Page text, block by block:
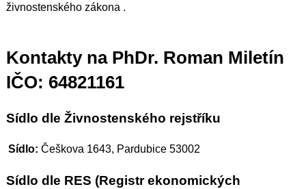
živnostenského zákona .
Kontakty na PhDr. Roman Miletín
IČO: 64821161
Sídlo dle Živnostenského rejstříku
Sídlo: Češkova 1643, Pardubice 53002
Sídlo dle RES (Registr ekonomických